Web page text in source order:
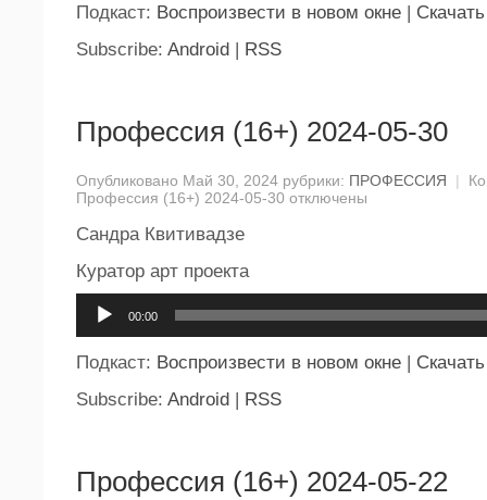
Подкаст: Воспроизвести в новом окне | Скачать
Subscribe: Android | RSS
Профессия (16+) 2024-05-30
Опубликовано Май 30, 2024 рубрики: ПРОФЕССИЯ |
Профессия (16+) 2024-05-30 отключены
Сандра Квитивадзе
Куратор арт проекта
00:00
Подкаст: Воспроизвести в новом окне | Скачать
Subscribe: Android | RSS
Профессия (16+) 2024-05-22